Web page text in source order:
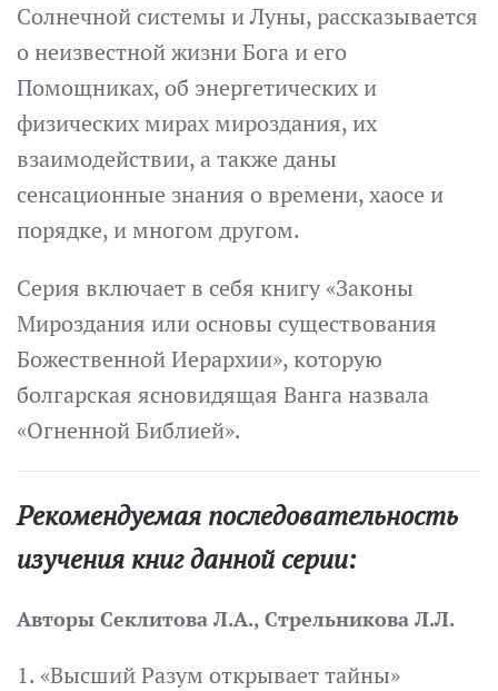
Солнечной системы и Луны, рассказывается
о неизвестной жизни Бога и его
Помощниках, об энергетических и
физических мирах мироздания, их
взаимодействии, а также даны
сенсационные знания о времени, хаосе и
порядке, и многом другом.
Серия включает в себя книгу «Законы
Мироздания или основы существования
Божественной Иерархии», которую
болгарская ясновидящая Ванга назвала
«Огненной Библией».
Рекомендуемая последовательность
изучения книг данной серии:
Авторы Секлитова Л.А., Стрельникова Л.Л.
1. «Высший Разум открывает тайны»